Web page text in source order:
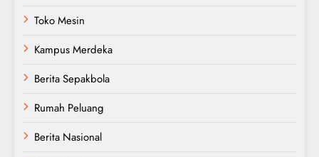
Toko Mesin
Kampus Merdeka
Berita Sepakbola
Rumah Peluang
Berita Nasional